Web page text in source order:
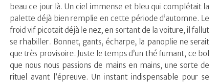
beau ce jour là. Un ciel immense et bleu qui complétait la
palette déjà bien remplie en cette période d’automne. Le
froid vif picotait déjà le nez, en sortant de la voiture, il fallut
se rhabiller. Bonnet, gants, écharpe, la panoplie ne serait
que très provisoire. Juste le temps d’un thé fumant, ce bol
que nous nous passions de mains en mains, une sorte de
rituel avant l’épreuve. Un instant indispensable pour se